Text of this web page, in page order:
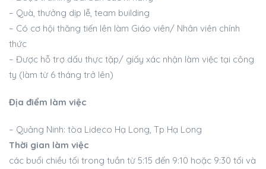
– Quà, thưởng dịp lễ, team building
– Có cơ hội thăng tiến lên làm Giáo viên/ Nhân viên chính
thức
– Được hỗ trợ dấu thực tập/ giấy xác nhận làm việc tại công
ty (làm từ 6 tháng trở lên)
Địa điểm làm việc
– Quảng Ninh: tòa Lideco Hạ Long, Tp Hạ Long
Thời gian làm việc
các buổi chiều tối trong tuần từ 5:15 đến 9:10 hoặc 9:30 tối và